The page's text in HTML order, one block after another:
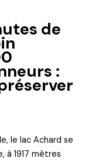
de
:
le lac Achard se
à 1917 mètres